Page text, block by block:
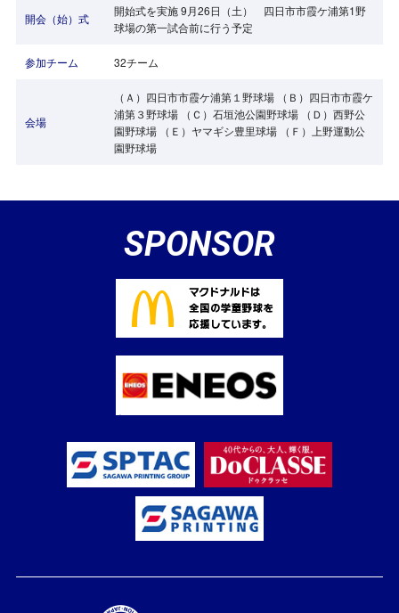
開会（始）式
開始式を実施 9月26日（土） 四日市市霞ケ浦第1野
球場の第一試合前に行う予定
参加チーム 32チーム
会場
（Ａ）四日市市霞ケ浦第１野球場 （Ｂ）四日市市霞ケ
浦第３野球場 （Ｃ）石垣池公園野球場 （Ｄ）西野公
園野球場 （Ｅ）ヤマギシ豊里球場 （Ｆ）上野運動公
園野球場
SPONSOR